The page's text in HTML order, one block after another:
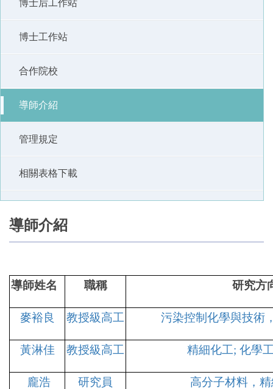
博士后工作站
博士工作站
合作院校
導師介紹
管理規定
相關表格下載
導師介紹
導師姓名 職稱 研究方
麥裕良 教授級高工 污染控制化學與技術
黃淋佳 教授級高工 精細化工; 化學
龐浩 研究員 高分子材料，